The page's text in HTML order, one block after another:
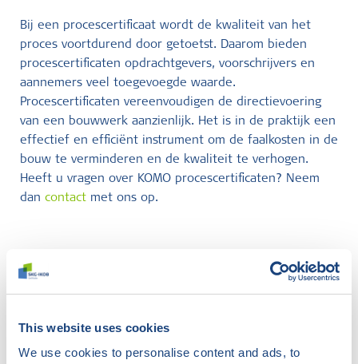
This website uses cookies
We use cookies to personalise content and ads, to
Bij een procescertificaat wordt de kwaliteit van het
proces voortdurend door getoetst. Daarom bieden
procescertificaten opdrachtgevers, voorschrijvers en
aannemers veel toegevoegde waarde.
Procescertificaten vereenvoudigen de directievoering
van een bouwwerk aanzienlijk. Het is in de praktijk een
effectief en efficiënt instrument om de faalkosten in de
bouw te verminderen en de kwaliteit te verhogen.
Heeft u vragen over KOMO procescertificaten? Neem
dan contact met ons op.
Niet gevonden wat u zocht?
website op elk gewenst onderwerp en komt u te